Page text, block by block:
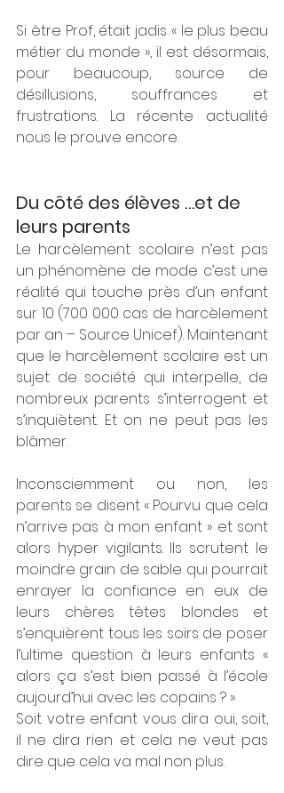
Si être Prof, était jadis « le plus beau
métier du monde », il est désormais,
pour beaucoup, source de
désillusions, souffrances et
frustrations. La récente actualité
nous le prouve encore.
Du côté des élèves …et de
leurs parents
Le harcèlement scolaire n’est pas
un phénomène de mode c’est une
réalité qui touche près d’un enfant
sur 10 (700 000 cas de harcèlement
par an – Source Unicef). Maintenant
que le harcèlement scolaire est un
sujet de société qui interpelle, de
nombreux parents s’interrogent et
s’inquiètent. Et on ne peut pas les
blâmer.
Inconsciemment ou non, les
parents se disent « Pourvu que cela
n’arrive pas à mon enfant » et sont
alors hyper vigilants. Ils scrutent le
moindre grain de sable qui pourrait
enrayer la confiance en eux de
leurs chères têtes blondes et
s’enquièrent tous les soirs de poser
l’ultime question à leurs enfants «
alors ça s’est bien passé à l’école
aujourd’hui avec les copains ? »
Soit votre enfant vous dira oui, soit,
il ne dira rien et cela ne veut pas
dire que cela va mal non plus.